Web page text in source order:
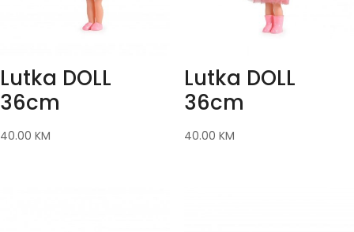
Lutka DOLL
36cm
40.00 KM
Lutka DOLL
36cm
40.00 KM